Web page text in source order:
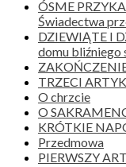
ÓSME
Świadectwa
DZIEWIĄTE I
domu bliźniego
TRZECI
O chrzcie
O
KRÓTKIE
Przedmowa
PIERWSZY